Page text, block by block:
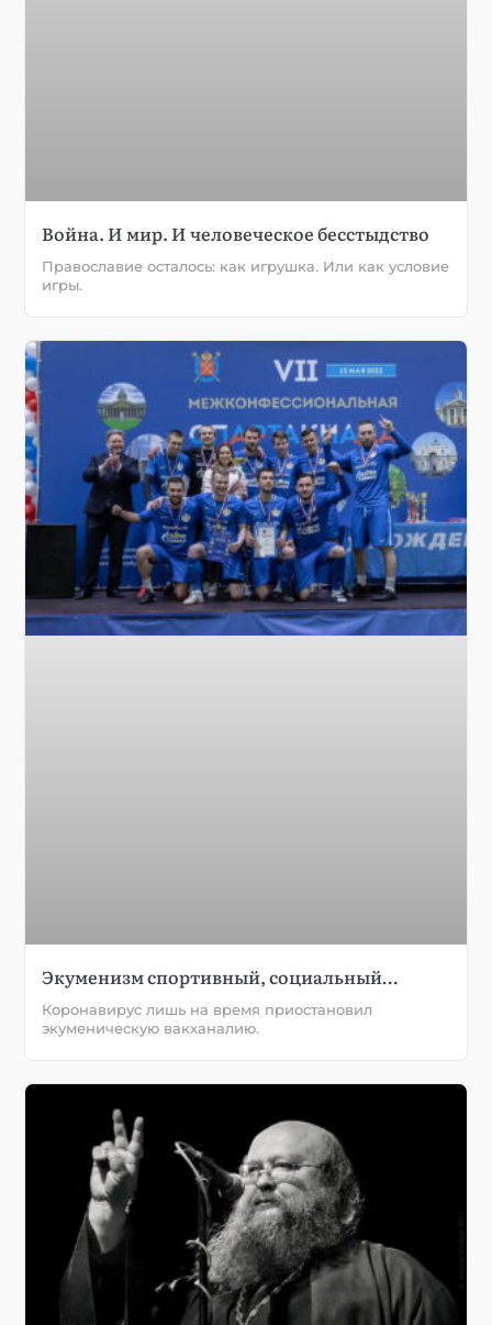
Война. И мир. И человеческое бесстыдство
Православие осталось: как игрушка. Или как условие
игры.
Экуменизм спортивный, социальный…
Коронавирус лишь на время приостановил
экуменическую вакханалию.